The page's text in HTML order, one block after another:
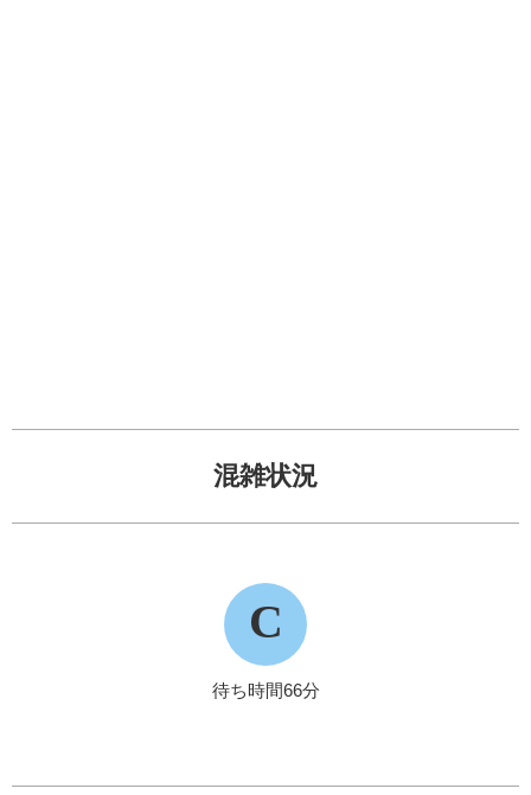
混雑状況
C
待ち時間66分